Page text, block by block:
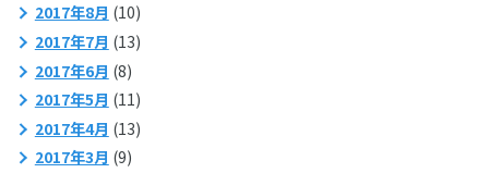
2017年8月 (10)
2017年7月 (13)
2017年6月 (8)
2017年5月 (11)
2017年4月 (13)
2017年3月 (9)